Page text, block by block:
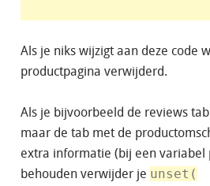
Als je niks wijzigt aan deze code
productpagina verwijderd.
Als je bijvoorbeeld de reviews
maar de tab met de
extra informatie (bij een variabel
behouden verwijder je unset(